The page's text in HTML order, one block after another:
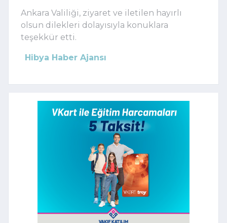
Ankara Valiliği, ziyaret ve iletilen hayırlı
olsun dilekleri dolayısıyla konuklara
teşekkür etti.
Hibya Haber Ajansı